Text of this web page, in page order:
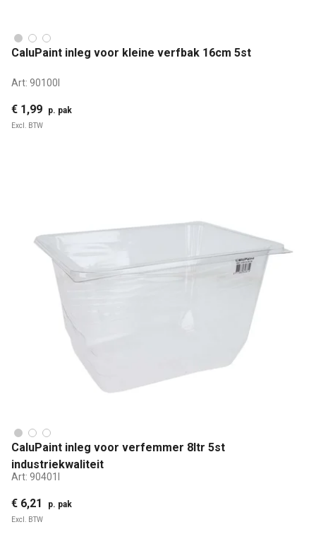
CaluPaint inleg voor kleine verfbak 16cm 5st
Art: 90100I
€ 1,99 p. pak
Excl. BTW
CaluPaint inleg voor verfemmer 8ltr 5st
industriekwaliteit
Art: 90401I
€ 6,21 p. pak
Excl. BTW